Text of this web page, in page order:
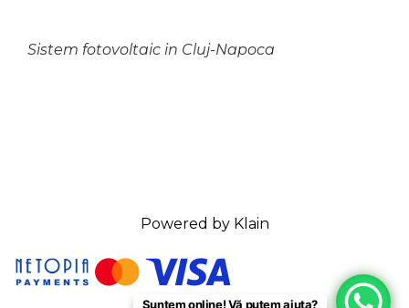
Sistem fotovoltaic in Cluj-Napoca
Powered by Klain
Suntem online! Vă putem ajuta?